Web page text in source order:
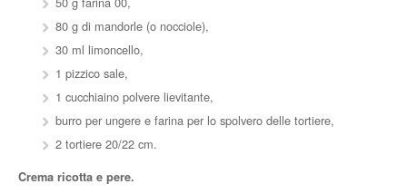
80 g di mandorle (o nocciole),
30 ml limoncello,
1 pizzico sale,
1 cucchiaino polvere lievitante,
burro per ungere e farina per lo spolvero delle tortiere,
2 tortiere 20/22 cm.
Crema ricotta e pere.